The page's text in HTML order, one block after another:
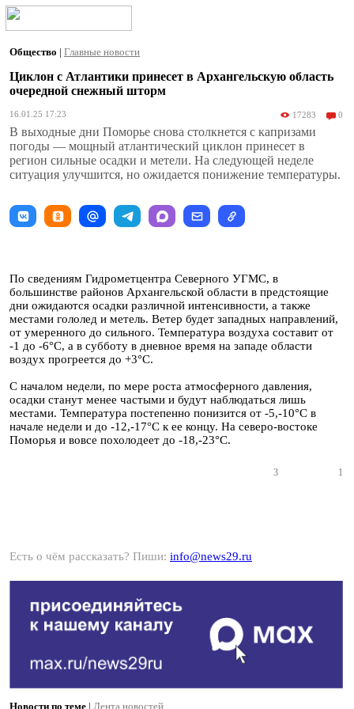
Общество | Главные новости
Циклон с Атлантики принесет в Архангельскую область
очередной снежный шторм
16.01.25 17:23 17283 0
В выходные дни Поморье снова столкнется с капризами
погоды — мощный атлантический циклон принесет в
регион сильные осадки и метели. На следующей неделе
ситуация улучшится, но ожидается понижение температуры.
По сведениям Гидрометцентра Северного УГМС, в
большинстве районов Архангельской области в предстоящие
дни ожидаются осадки различной интенсивности, а также
местами гололед и метель. Ветер будет западных направлений,
от умеренного до сильного. Температура воздуха составит от
-1 до -6°С, а в субботу в дневное время на западе области
воздух прогреется до +3°С.
С началом недели, по мере роста атмосферного давления,
осадки станут менее частыми и будут наблюдаться лишь
местами. Температура постепенно понизится от -5,-10°С в
начале недели и до -12,-17°С к ее концу. На северо-востоке
Поморья и вовсе похолодеет до -18,-23°С.
3 1
Есть о чём рассказать? Пиши: info@news29.ru
Новости по теме | Лента новостей